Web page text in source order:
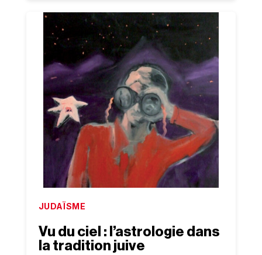
JUDAÏSME
Vu du ciel : l’astrologie dans
la tradition juive